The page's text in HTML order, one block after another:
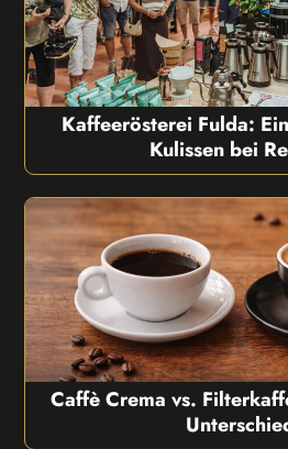
Kaffeerösterei Fulda:
Kulissen bei
Caffè Crema vs.